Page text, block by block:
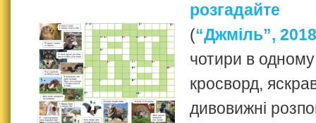
розгадайте
(“Джміль”,
чотири в
кросворд,
дивовижні